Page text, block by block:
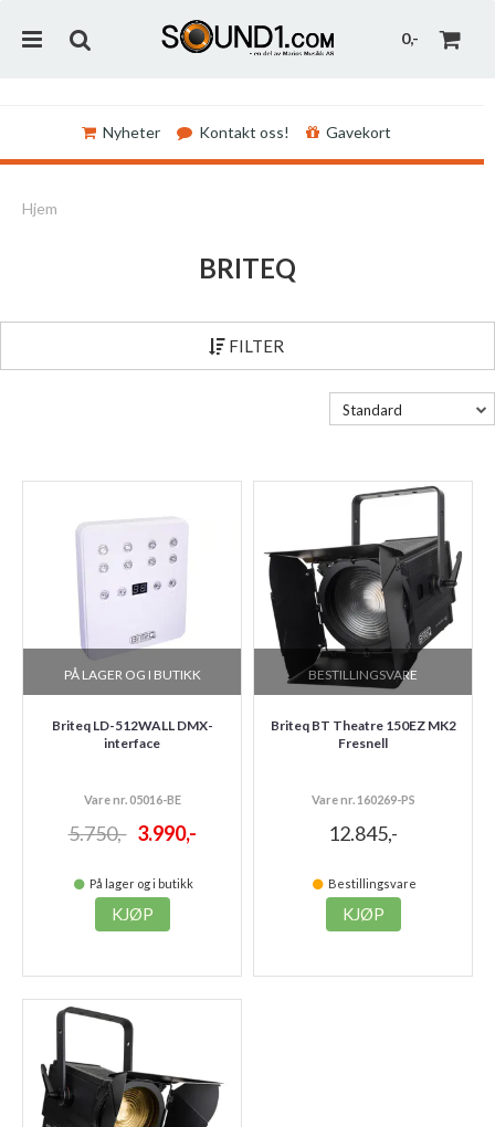
0,-
Nyheter Kontakt oss! Gavekort
Hjem
BRITEQ
FILTER
Standard
PÅ LAGER OG I BUTIKK
Briteq LD-512WALL DMX-
interface
Vare nr. 05016-BE
5.750,- 3.990,-
På lager og i butikk
KJØP
BESTILLINGSVARE
Briteq BT Theatre 150EZ MK2
Fresnell
Vare nr. 160269-PS
12.845,-
Bestillingsvare
KJØP